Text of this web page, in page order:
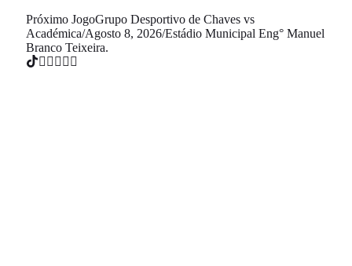
Próximo JogoGrupo Desportivo de Chaves vs
Académica/Agosto 8, 2026/Estádio Municipal Eng° Manuel
Branco Teixeira.